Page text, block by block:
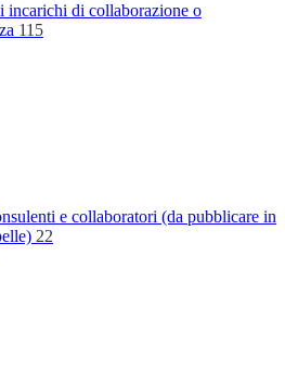
incarichi di collaborazione o
115
e collaboratori (da pubblicare in
22